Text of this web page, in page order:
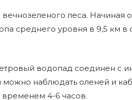
леса. Начиная
среднего уровня в 9,5 км в
водопад соединен с
можно наблюдать оленей и
временем 4-6 часов.